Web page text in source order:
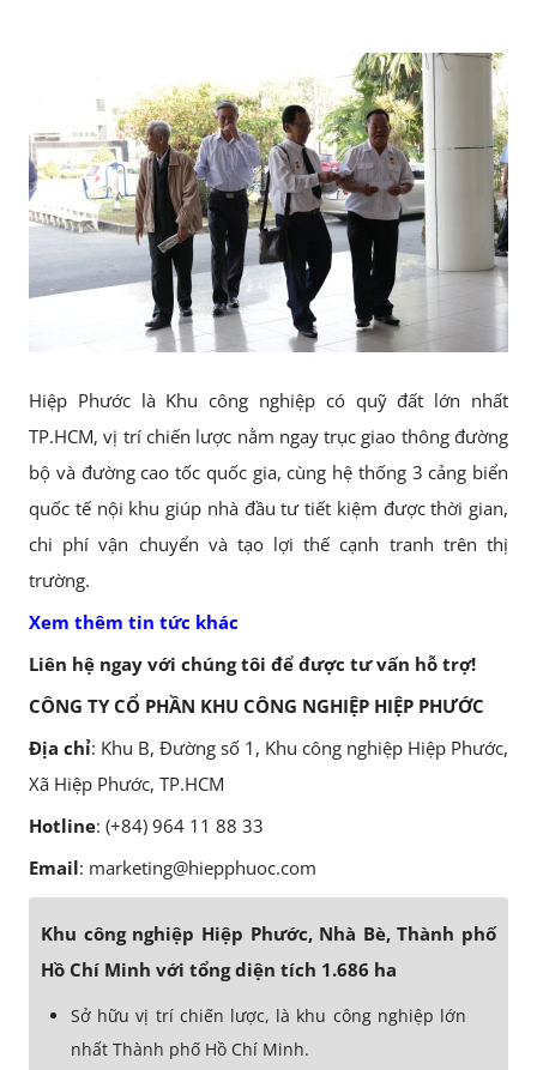
Hiệp Phước là Khu công nghiệp có quỹ đất lớn nhất
TP.HCM, vị trí chiến lược nằm ngay trục giao thông đường
bộ và đường cao tốc quốc gia, cùng hệ thống 3 cảng biển
quốc tế nội khu giúp nhà đầu tư tiết kiệm được thời gian,
chi phí vận chuyển và tạo lợi thế cạnh tranh trên thị
trường.
Xem thêm tin tức khác
Liên hệ ngay với chúng tôi để được tư vấn hỗ trợ!
CÔNG TY CỔ PHẦN KHU CÔNG NGHIỆP HIỆP PHƯỚC
Địa chỉ: Khu B, Đường số 1, Khu công nghiệp Hiệp Phước,
Xã Hiệp Phước, TP.HCM
Hotline: (+84) 964 11 88 33
Email: marketing@hiepphuoc.com
Khu công nghiệp Hiệp Phước, Nhà Bè, Thành phố
Hồ Chí Minh với tổng diện tích 1.686 ha
Sở hữu vị trí chiến lược, là khu công nghiệp lớn
nhất Thành phố Hồ Chí Minh.